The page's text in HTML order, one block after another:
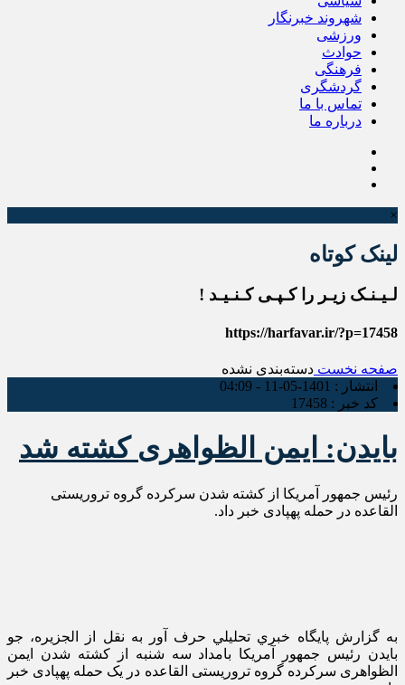
شهروند خبرنگار
ورزشی
حوادث
فرهنگی
گردشگری
تماس با ما
درباره ما
×
لینک کوتاه
لـیـنـک زیـر را کـپـی کـنـیـد !
https://harfavar.ir/?p=17458
صفحه نخست دسته‌بندی نشده
انتشار : 1401-05-11 - 04:09
کد خبر : 17458
بایدن: ایمن الظواهری کشته شد
رئیس جمهور آمریکا از کشته شدن سرکرده گروه تروریستی
القاعده در حمله پهپادی خبر داد.
به گزارش پايگاه خبري تحليلي حرف آور به نقل از الجزیره، جو
بایدن رئیس جمهور آمریکا بامداد سه شنبه از کشته شدن ایمن
الظواهری سرکرده گروه تروریستی القاعده در یک حمله پهپادی خبر